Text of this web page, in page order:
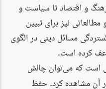
و اقتصاد تا سیاست و
نیز برای تبیین
مسائل دینی در الگوی
کرده است.
است که می‌توان چالش
آن مشاهده کرد. حفظ